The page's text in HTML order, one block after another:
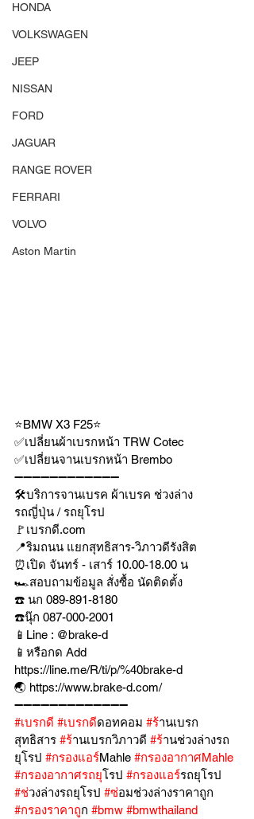
HONDA
VOLKSWAGEN
JEEP
NISSAN
FORD
JAGUAR
RANGE ROVER
FERRARI
VOLVO
Aston Martin
⭐️BMW X3 F25⭐️
✅เปลี่ยนผ้าเบรกหน้า TRW Cotec
✅เปลี่ยนจานเบรกหน้า Brembo
➖➖➖➖➖➖➖➖➖➖➖➖
🛠บริการจานเบรค ผ้าเบรค ช่วงล่าง
รถญี่ปุ่น / รถยุโรป
🚩เบรกดี.com
📍ริมถนน แยกสุทธิสาร-วิภาวดีรังสิต
⏰เปิด จันทร์ - เสาร์ 10.00-18.00 น
🏎สอบถามข้อมูล สั่งซื้อ นัดติดตั้ง
☎️ นก 089-891-8180
☎️นุ๊ก 087-000-2001
📱Line : @brake-d
📱หรือกด Add
https://line.me/R/ti/p/%40brake-d
🌏 https://www.brake-d.com/
➖➖➖➖➖➖➖➖➖➖➖➖➖
#เบรกด #เบรกดีดอทคอม #ร้านเบรก
สุทธิสาร #ร้านเบรกวิภาวดี #ร้านช่วงล่างรถ
ยุโรป #กรองแอร์Mahle #กรองอากาศMahle
#กรองอากาศรถยุโรป #กรองแอร์รถยุโรป
#ช่วงล่างรถยุโรป #ซ่อมช่วงล่างราคาถูก
#กรองราคาถูก #bmw #bmwthailand